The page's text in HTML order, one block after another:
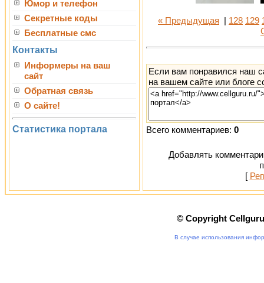
Юмор и телефон
Секретные коды
Бесплатные смс
Контакты
Информеры на ваш
сайт
Обратная связь
О сайте!
Статистика портала
« Предыдущая 128 129
Если вам понравился наш
на вашем сайте или блоге
Всего комментариев: 0
Добавлять
[
© Copyright
В случае использования